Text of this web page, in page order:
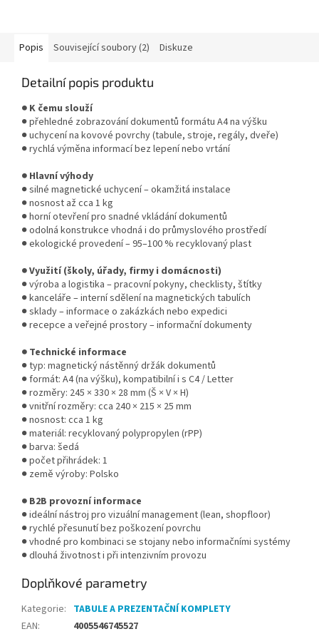
Popis
Související soubory (2) Diskuze
Detailní popis produktu
● K čemu slouží
● přehledné zobrazování dokumentů formátu A4 na výšku
● uchycení na kovové povrchy (tabule, stroje, regály, dveře)
● rychlá výměna informací bez lepení nebo vrtání
● Hlavní výhody
● silné magnetické uchycení – okamžitá instalace
● nosnost až cca 1 kg
● horní otevření pro snadné vkládání dokumentů
● odolná konstrukce vhodná i do průmyslového prostředí
● ekologické provedení – 95–100 % recyklovaný plast
● Využití (školy, úřady, firmy i domácnosti)
● výroba a logistika – pracovní pokyny, checklisty, štítky
● kanceláře – interní sdělení na magnetických tabulích
● sklady – informace o zakázkách nebo expedici
● recepce a veřejné prostory – informační dokumenty
● Technické informace
● typ: magnetický nástěnný držák dokumentů
● formát: A4 (na výšku), kompatibilní i s C4 / Letter
● rozměry: 245 × 330 × 28 mm (Š × V × H)
● vnitřní rozměry: cca 240 × 215 × 25 mm
● nosnost: cca 1 kg
● materiál: recyklovaný polypropylen (rPP)
● barva: šedá
● počet přihrádek: 1
● země výroby: Polsko
● B2B provozní informace
● ideální nástroj pro vizuální management (lean, shopfloor)
● rychlé přesunutí bez poškození povrchu
● vhodné pro kombinaci se stojany nebo informačními systémy
● dlouhá životnost i při intenzivním provozu
Doplňkové parametry
Kategorie: TABULE A PREZENTAČNÍ KOMPLETY
EAN: 4005546745527